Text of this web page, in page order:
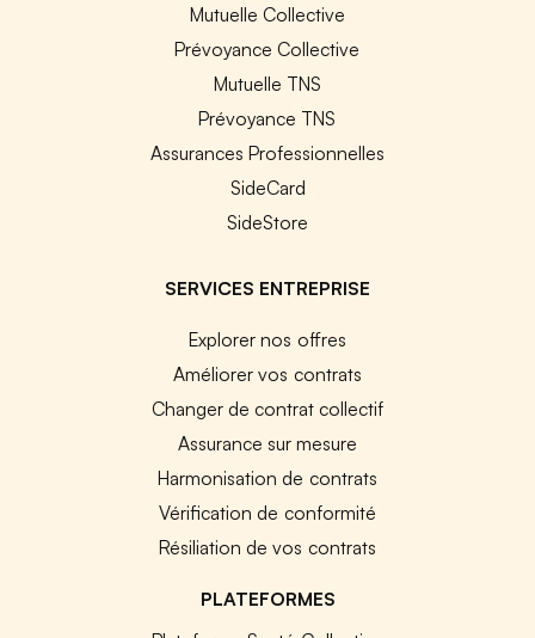
Mutuelle Collective
Prévoyance Collective
Mutuelle TNS
Prévoyance TNS
Assurances Professionnelles
SideCard
SideStore
SERVICES ENTREPRISE
Explorer nos offres
Améliorer vos contrats
Changer de contrat collectif
Assurance sur mesure
Harmonisation de contrats
Vérification de conformité
Résiliation de vos contrats
PLATEFORMES